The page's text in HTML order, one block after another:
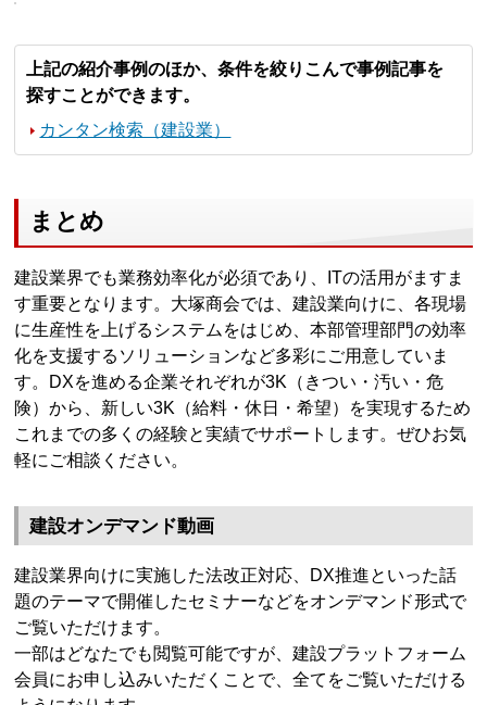
上記の紹介事例のほか、条件を絞りこんで事例記事を
探すことができます。
カンタン検索（建設業）
まとめ
建設業界でも業務効率化が必須であり、ITの活用がますま
す重要となります。大塚商会では、建設業向けに、各現場
に生産性を上げるシステムをはじめ、本部管理部門の効率
化を支援するソリューションなど多彩にご用意していま
す。DXを進める企業それぞれが3K（きつい・汚い・危
険）から、新しい3K（給料・休日・希望）を実現するため
これまでの多くの経験と実績でサポートします。ぜひお気
軽にご相談ください。
建設オンデマンド動画
建設業界向けに実施した法改正対応、DX推進といった話
題のテーマで開催したセミナーなどをオンデマンド形式で
ご覧いただけます。
一部はどなたでも閲覧可能ですが、建設プラットフォーム
会員にお申し込みいただくことで、全てをご覧いただける